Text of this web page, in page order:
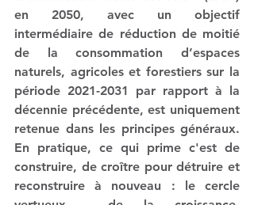
en 2050, avec un objectif
intermédiaire de réduction de moitié
de la consommation d’espaces
naturels, agricoles et forestiers sur la
période 2021-2031 par rapport à la
décennie précédente, est uniquement
retenue dans les principes généraux.
En pratique, ce qui prime c'est de
construire, de croître pour détruire et
reconstruire à nouveau : le cercle